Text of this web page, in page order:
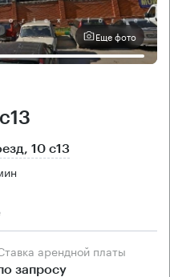
Еще фото
10 с13
Ставка арендной платы
запросу